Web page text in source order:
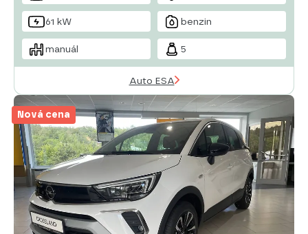
61 kW benzin
manuál 5
Auto ESA
Nová cena